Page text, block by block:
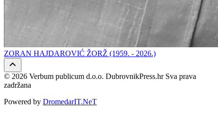
ZORAN HAJDAROVIĆ ŽORŽ (1959. - 2026.)
© 2026 Verbum publicum d.o.o. DubrovnikPress.hr Sva prava
zadržana
Powered by DromedarIT.NeT